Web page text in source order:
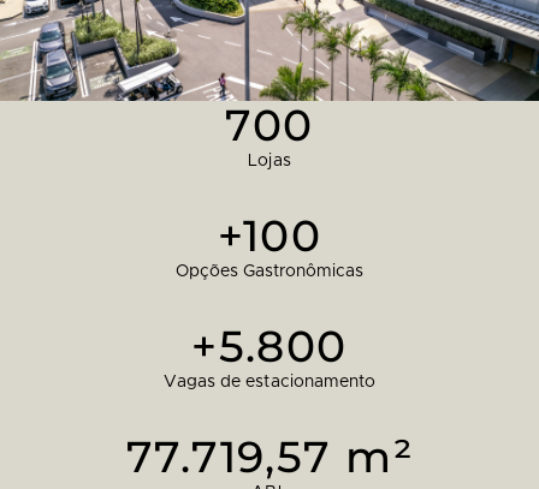
700
Lojas
+100
Opções Gastronômicas
+5.800
Vagas de estacionamento
77.719,57 m²